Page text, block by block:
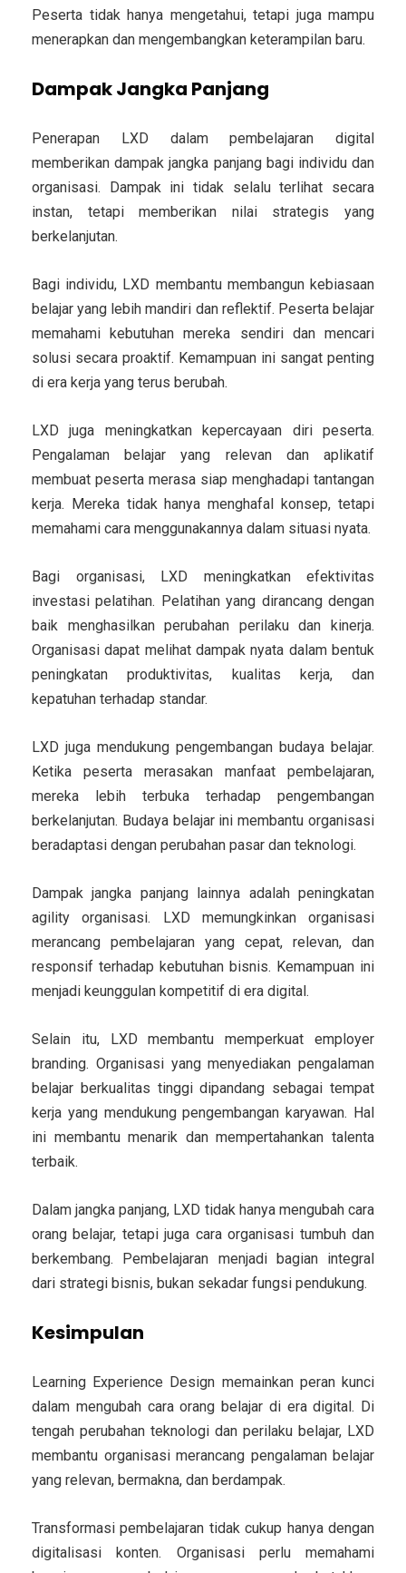
Peserta tidak hanya mengetahui, tetapi juga mampu
menerapkan dan mengembangkan keterampilan baru.
Dampak Jangka Panjang
Penerapan LXD dalam pembelajaran digital
memberikan dampak jangka panjang bagi individu dan
organisasi. Dampak ini tidak selalu terlihat secara
instan, tetapi memberikan nilai strategis yang
berkelanjutan.
Bagi individu, LXD membantu membangun kebiasaan
belajar yang lebih mandiri dan reflektif. Peserta belajar
memahami kebutuhan mereka sendiri dan mencari
solusi secara proaktif. Kemampuan ini sangat penting
di era kerja yang terus berubah.
LXD juga meningkatkan kepercayaan diri peserta.
Pengalaman belajar yang relevan dan aplikatif
membuat peserta merasa siap menghadapi tantangan
kerja. Mereka tidak hanya menghafal konsep, tetapi
memahami cara menggunakannya dalam situasi nyata.
Bagi organisasi, LXD meningkatkan efektivitas
investasi pelatihan. Pelatihan yang dirancang dengan
baik menghasilkan perubahan perilaku dan kinerja.
Organisasi dapat melihat dampak nyata dalam bentuk
peningkatan produktivitas, kualitas kerja, dan
kepatuhan terhadap standar.
LXD juga mendukung pengembangan budaya belajar.
Ketika peserta merasakan manfaat pembelajaran,
mereka lebih terbuka terhadap pengembangan
berkelanjutan. Budaya belajar ini membantu organisasi
beradaptasi dengan perubahan pasar dan teknologi.
Dampak jangka panjang lainnya adalah peningkatan
agility organisasi. LXD memungkinkan organisasi
merancang pembelajaran yang cepat, relevan, dan
responsif terhadap kebutuhan bisnis. Kemampuan ini
menjadi keunggulan kompetitif di era digital.
Selain itu, LXD membantu memperkuat employer
branding. Organisasi yang menyediakan pengalaman
belajar berkualitas tinggi dipandang sebagai tempat
kerja yang mendukung pengembangan karyawan. Hal
ini membantu menarik dan mempertahankan talenta
terbaik.
Dalam jangka panjang, LXD tidak hanya mengubah cara
orang belajar, tetapi juga cara organisasi tumbuh dan
berkembang. Pembelajaran menjadi bagian integral
dari strategi bisnis, bukan sekadar fungsi pendukung.
Kesimpulan
Learning Experience Design memainkan peran kunci
dalam mengubah cara orang belajar di era digital. Di
tengah perubahan teknologi dan perilaku belajar, LXD
membantu organisasi merancang pengalaman belajar
yang relevan, bermakna, dan berdampak.
Transformasi pembelajaran tidak cukup hanya dengan
digitalisasi konten. Organisasi perlu memahami